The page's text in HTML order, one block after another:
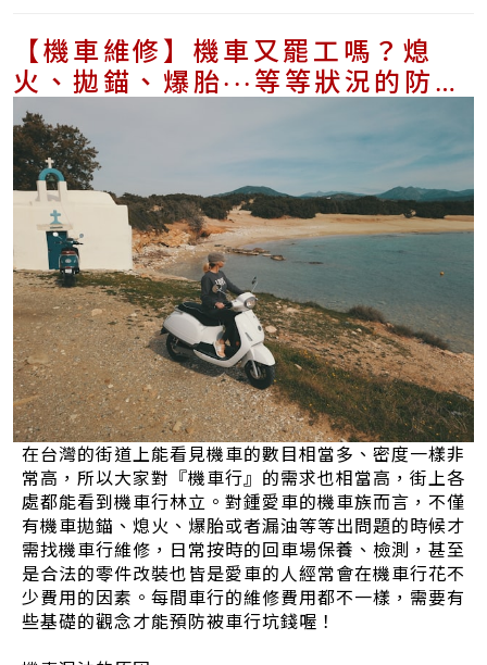
【機車維修】機車又罷工嗎？熄
火、拋錨、爆胎‧‧‧等等狀況的防範
方式在這裡
在台灣的街道上能看見機車的數目相當多、密度一樣非
常高，所以大家對『機車行』的需求也相當高，街上各
處都能看到機車行林立。對鍾愛車的機車族而言，不僅
有機車拋錨、熄火、爆胎或者漏油等等出問題的時候才
需找機車行維修，日常按時的回車場保養、檢測，甚至
是合法的零件改裝也皆是愛車的人經常會在機車行花不
少費用的因素。每間車行的維修費用都不一樣，需要有
些基礎的觀念才能預防被車行坑錢喔！